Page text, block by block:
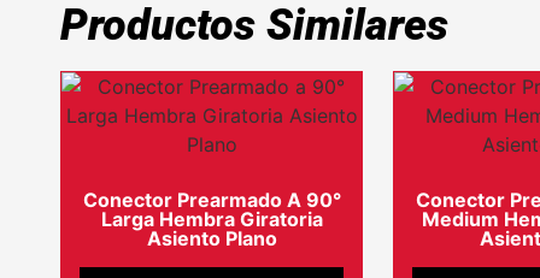
Productos Similares
Conector Prearmado A 90°
Larga Hembra Giratoria
Asiento Plano
Conector
Medium